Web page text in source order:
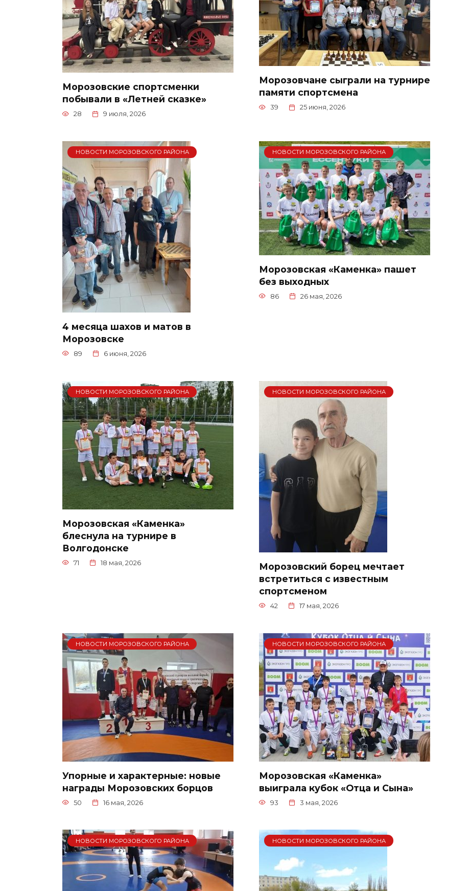
Морозовские спортсменки
побывали в «Летней сказке»
28 9 июля, 2026
Морозовчане сыграли на турнире
памяти спортсмена
39 25 июня, 2026
НОВОСТИ МОРОЗОВСКОГО РАЙОНА
4 месяца шахов и матов в
Морозовске
89 6 июня, 2026
НОВОСТИ МОРОЗОВСКОГО РАЙОНА
Морозовская «Каменка» пашет
без выходных
86 26 мая, 2026
НОВОСТИ МОРОЗОВСКОГО РАЙОНА
Морозовская «Каменка»
блеснула на турнире в
Волгодонске
71 18 мая, 2026
НОВОСТИ МОРОЗОВСКОГО РАЙОНА
Морозовский борец мечтает
встретиться с известным
спортсменом
42 17 мая, 2026
НОВОСТИ МОРОЗОВСКОГО РАЙОНА
Упорные и характерные: новые
награды Морозовских борцов
50 16 мая, 2026
НОВОСТИ МОРОЗОВСКОГО РАЙОНА
Морозовская «Каменка»
выиграла кубок «Отца и Сына»
93 3 мая, 2026
НОВОСТИ МОРОЗОВСКОГО РАЙОНА НОВОСТИ МОРОЗОВСКОГО РАЙОНА